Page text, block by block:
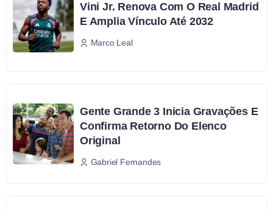
Vini Jr. Renova Com O Real Madrid
E Amplia Vínculo Até 2032
Marco Leal
Gente Grande 3 Inicia Gravações E
Confirma Retorno Do Elenco
Original
Gabriel Fernandes